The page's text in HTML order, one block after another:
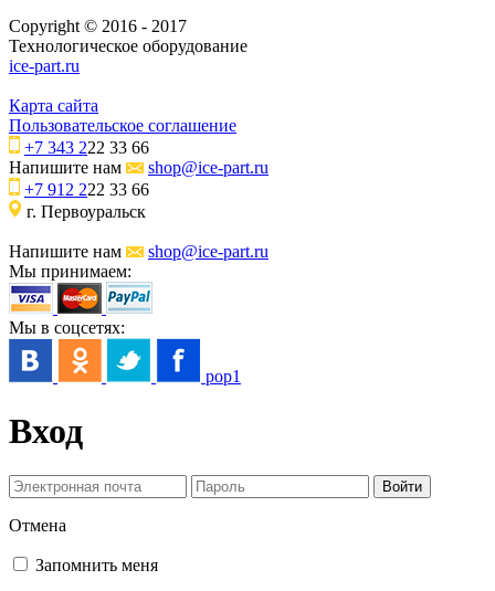
Copyright © 2016 - 2017
Технологическое оборудование
ice-part.ru
Карта сайта
Пользовательское соглашение
+7 343 222 33 66
Напишите нам
shop@ice-part.ru
+7 912 222 33 66
г. Первоуральск
Напишите нам
shop@ice-part.ru
Мы принимаем:
Мы в соцсетях:
pop1
Вход
Отмена
Запомнить меня